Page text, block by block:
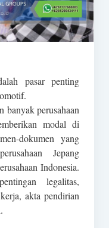
pasar penting
banyak perusahaan
modal di
dokumen yang
Jepang
Indonesia.
legalitas,
akta pendirian